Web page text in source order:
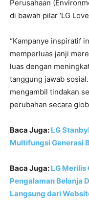
Perusahaan
di bawah pilar ‘LG
“Kampanye inspiratif
memperluas janji
luas dengan
tanggung jawab
mengambil tindakan
perubahan secara
Baca Juga: LG
Multifungsi Generasi
Baca Juga: LG Merilis
Pengalaman Belanja
Langsung dari